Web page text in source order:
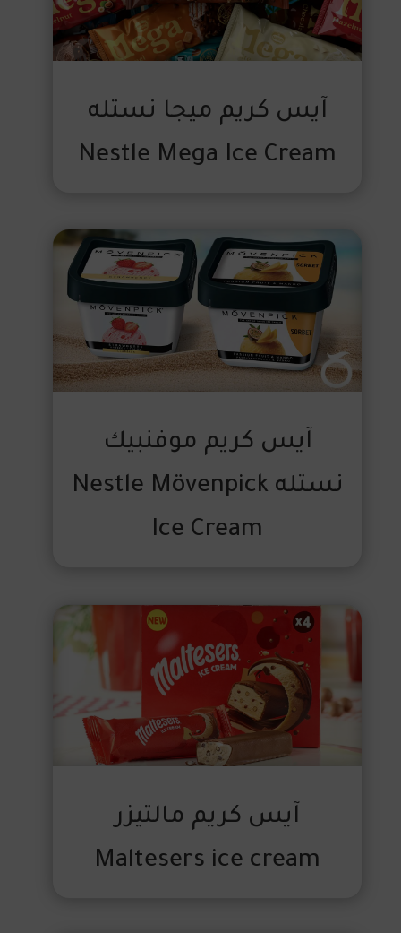
آيس كريم ميجا نستله
Nestle Mega Ice Cream
آيس كريم موفنبيك
نستله Nestle Mövenpick
Ice Cream
آيس كريم مالتيزر
Maltesers ice cream